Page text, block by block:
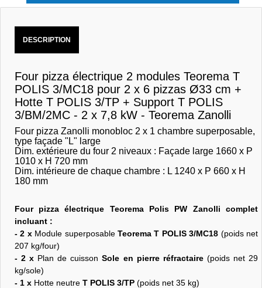
DESCRIPTION
Four pizza électrique 2 modules Teorema T
POLIS 3/MC18 pour 2 x 6 pizzas Ø33 cm +
Hotte T POLIS 3/TP + Support T POLIS
3/BM/2MC - 2 x 7,8 kW - Teorema Zanolli
Four pizza Zanolli monobloc 2 x 1 chambre superposable,
type façade "L" large
Dim. extérieure du four 2 niveaux : Façade large 1660 x P
1010 x H 720 mm
Dim. intérieure de chaque chambre : L 1240 x P 660 x H
180 mm
Four pizza électrique Teorema Polis PW Zanolli complet
incluant :
- 2 xModule superposable Teorema T POLIS 3/MC18 (poids net
207 kg/four)
- 2 x Plan de cuissonSole en pierre réfractaire(poids net 29
kg/sole)
- 1 xHotte neutre T POLIS 3/TP(poids net 35 kg)